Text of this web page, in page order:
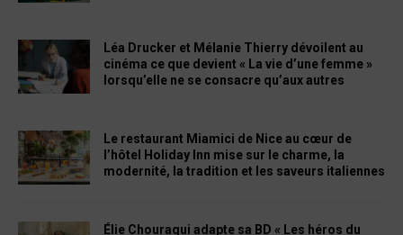
Léa Drucker et Mélanie Thierry dévoilent au
cinéma ce que devient « La vie d’une femme »
lorsqu’elle ne se consacre qu’aux autres
Le restaurant Miamici de Nice au cœur de
l’hôtel Holiday Inn mise sur le charme, la
modernité, la tradition et les saveurs italiennes
Élie Chouraqui adapte sa BD « Les héros du